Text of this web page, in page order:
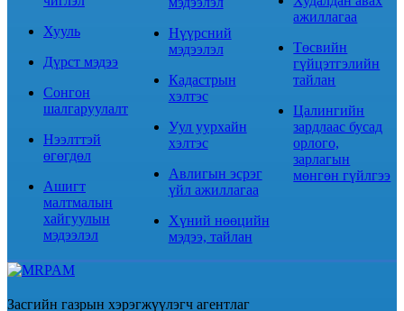
Хууль
Дүрст мэдээ
Сонгон
шалгаруулалт
Нээлттэй
өгөгдөл
Ашигт
малтмалын
хайгуулын
мэдээлэл
Нүүрсний
мэдээлэл
Кадастрын
хэлтэс
Уул уурхайн
хэлтэс
Авлигын эсрэг
үйл ажиллагаа
Хүний нөөцийн
мэдээ, тайлан
ажиллагаа
Төсвийн
гүйцэтгэлийн
тайлан
Цалингийн
зардлаас бусад
орлого,
зарлагын
мөнгөн гүйлгээ
Засгийн газрын хэрэгжүүлэгч агентлаг